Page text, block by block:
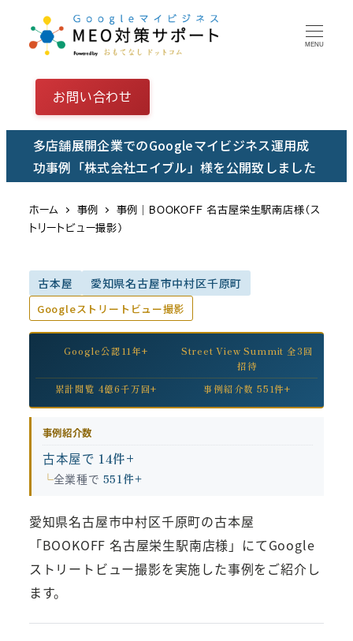
テ
MENU
お問い合わせ
多店舗展開企業でのGoogleマイビジネス運用成
功事例「株式会社エイブル」様を公開致しました
ホーム 事例
事例｜BOOKOFF 名古屋栄生駅南店様（ス
トリートビュー撮影）
古本屋 愛知県名古屋市中村区千原町
Googleストリートビュー撮影
Google公認11年+
Street View Summit 全3回
招待
累計閲覧 4億6千万回+
事例紹介数 551件+
事例紹介数
古本屋で 14件+
全業種で 551件+
愛知県名古屋市中村区千原町の古本屋
「BOOKOFF 名古屋栄生駅南店様」にてGoogle
ストリートビュー撮影を実施した事例をご紹介し
ます。